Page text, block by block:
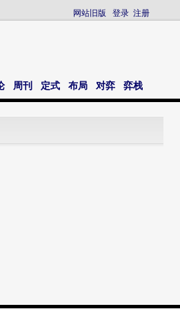
网站旧版 登录 注册
周刊 定式 布局 对弈 弈栈